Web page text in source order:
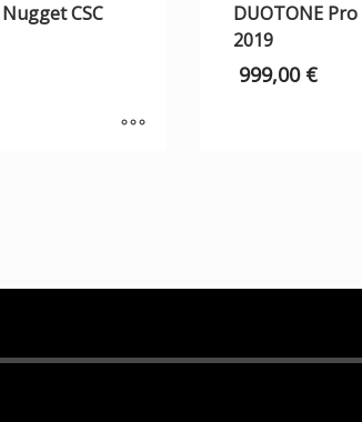
CSC
DUOTONE Pro
2019
999,00 €